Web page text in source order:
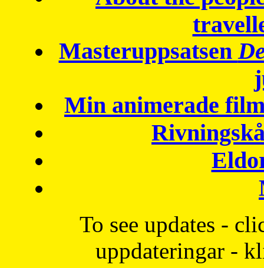
Masteruppsatsen
Min animerade
To see updates -
uppdateringar -